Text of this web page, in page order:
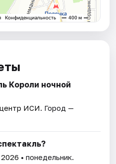
Короли ночной
ИСИ. Город —
2026 • понедельник.